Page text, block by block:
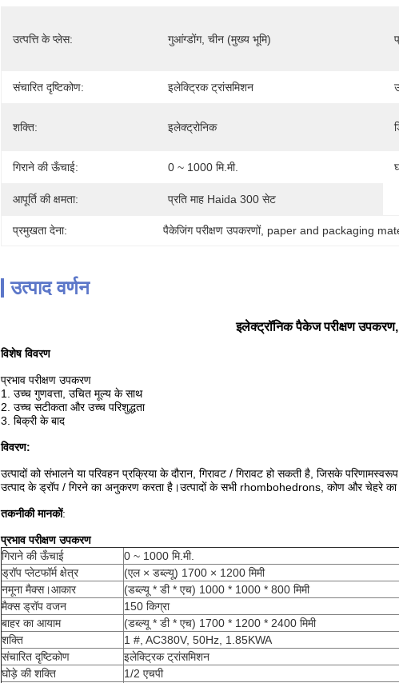
उत्पत्ति के प्लेस: गुआंग्डोंग, चीन (मुख्य भूमि)
संचारित दृष्टिकोण: इलेक्ट्रिक ट्रांसमिशन
शक्ति: इलेक्ट्रोनिक
गिराने की ऊँचाई: 0 ~ 1000 मि.मी.
आपूर्ति की क्षमता: प्रति माह Haida 300 सेट
प्रमुखता देना: पैकेजिंग परीक्षण उपकरणों, paper and packaging
उत्पाद वर्णन
इलेक्ट्रॉनिक पैकेज परीक्षण उपकरण,
विशेष विवरण
प्रभाव परीक्षण उपकरण
1. उच्च गुणवत्ता, उचित मूल्य के साथ
2. उच्च सटीकता और उच्च परिशुद्धता
3. बिक्री के बाद
विवरण:
उत्पादों को संभालने या परिवहन प्रक्रिया के दौरान, गिरावट / गिरावट हो सकती है, जिसके
उत्पाद के ड्रॉप / गिरने का अनुकरण करता है।उत्पादों के सभी rhombohedrons, कोण और चेहरे का
तकनीकी मानकों:
प्रभाव परीक्षण उपकरण
गिराने की ऊँचाई
0 ~ 1000 मि.मी.
ड्रॉप प्लेटफॉर्म क्षेत्र
(एल × डब्ल्यू) 1700 × 1200 मिमी
नमूना मैक्स।आकार
(डब्ल्यू * डी * एच) 1000 * 1000 * 800 मिमी
मैक्स ड्रॉप वजन
150 किग्रा
बाहर का आयाम
(डब्ल्यू * डी * एच) 1700 * 1200 * 2400 मिमी
शक्ति
1 #, AC380V, 50Hz, 1.85KWA
संचारित दृष्टिकोण
इलेक्ट्रिक ट्रांसमिशन
घोड़े की शक्ति
1/2 एचपी